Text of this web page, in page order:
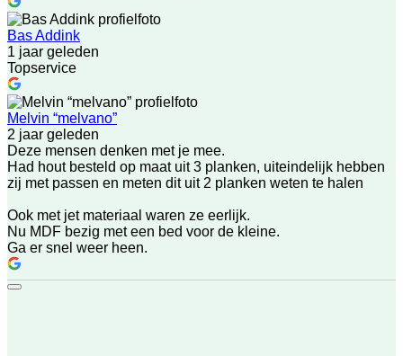
Bas Addink
1 jaar geleden
Topservice
Melvin “melvano”
2 jaar geleden
Deze mensen denken met je mee.
Had hout besteld op maat uit 3 planken, uiteindelijk hebben
zij met passen en meten dit uit 2 planken weten te halen
Ook met jet materiaal waren ze eerlijk.
Nu MDF bezig met een bed voor de kleine.
Ga er snel weer heen.